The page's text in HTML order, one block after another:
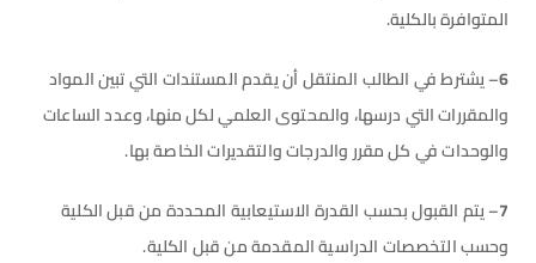
المتوافرة بالكلية.
6– يشترط في الطالب المنتقل أن يقدم المستندات التي تبين المواد
والمقررات التي درسها، والمحتوى العلمي لكل منها، وعدد الساعات
والوحدات في كل مقرر والدرجات والتقديرات الخاصة بها.
7– يتم القبول بحسب القدرة الاستيعابية المحددة من قبل الكلية
وحسب التخصصات الدراسية المقدمة من قبل الكلية.